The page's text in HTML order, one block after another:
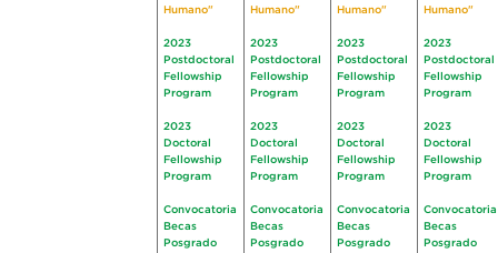
Humano"
2023
Postdoctoral
Fellowship
Program
2023
Doctoral
Fellowship
Program
Convocatoria
Becas
Posgrado
Humano"
2023
Postdoctoral
Fellowship
Program
2023
Doctoral
Fellowship
Program
Convocatoria
Becas
Posgrado
Humano"
2023
Postdoctoral
Fellowship
Program
2023
Doctoral
Fellowship
Program
Convocatoria
Becas
Posgrado
Humano"
2023
Postdoctoral
Fellowship
Program
2023
Doctoral
Fellowship
Program
Convocatoria
Becas
Posgrado